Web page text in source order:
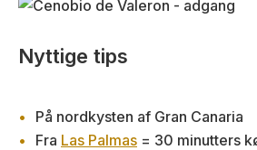
Nyttige tips
På nordkysten af Gran Canaria
Fra Las Palmas = 30 minutters